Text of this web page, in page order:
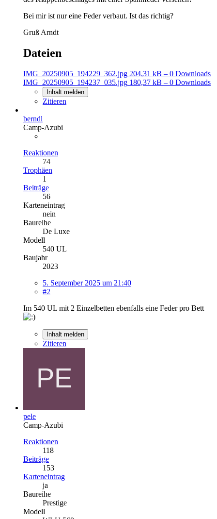
Bei mir ist nur eine Feder verbaut. Ist das richtig?
Gruß Arndt
Dateien
IMG_20250905_194229_362.jpg 204,31 kB – 0 Downloads
IMG_20250905_194237_035.jpg 180,37 kB – 0 Downloads
Inhalt melden
Zitieren
berndl
Camp-Azubi
Reaktionen
74
Trophäen
1
Beiträge
56
Karteneintrag
nein
Baureihe
De Luxe
Modell
540 UL
Baujahr
2023
5. September 2025 um 21:40
#2
Im 540 UL mit 2 Einzelbetten ebenfalls eine Feder pro Bett
Inhalt melden
Zitieren
pele
Camp-Azubi
Reaktionen
118
Beiträge
153
Karteneintrag
ja
Baureihe
Prestige
Modell